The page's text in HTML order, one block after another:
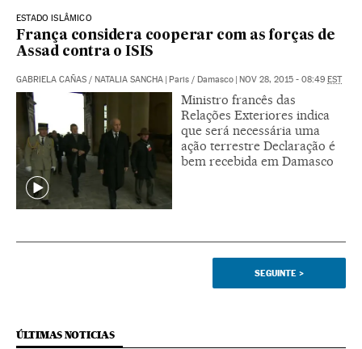
ESTADO ISLÂMICO
França considera cooperar com as forças de
Assad contra o ISIS
GABRIELA CAÑAS / NATALIA SANCHA Paris / Damasco NOV 28, 2015 - 08:49 EST
Ministro francês das
Relações Exteriores indica
que será necessária uma
ação terrestre Declaração é
bem recebida em Damasco
SEGUINTE >
ÚLTIMAS NOTICIAS